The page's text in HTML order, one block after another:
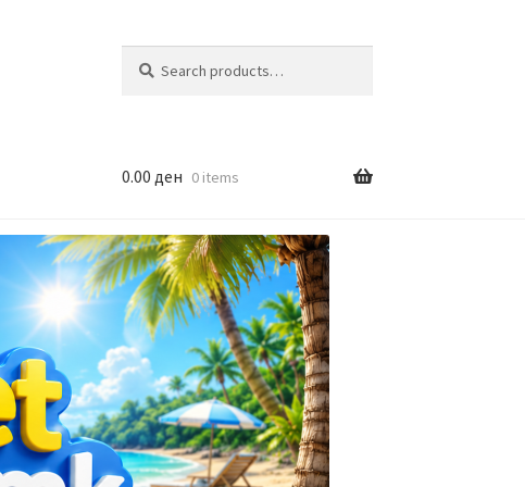
for:
0.00 ден 0 items